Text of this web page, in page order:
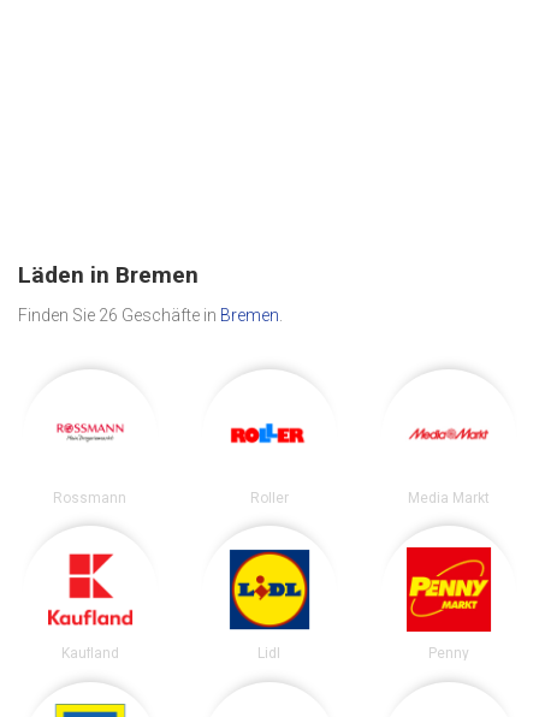
Läden in Bremen
Finden Sie 26 Geschäfte in Bremen
Rossmann Roller Media Markt
Kaufland Lidl Penny